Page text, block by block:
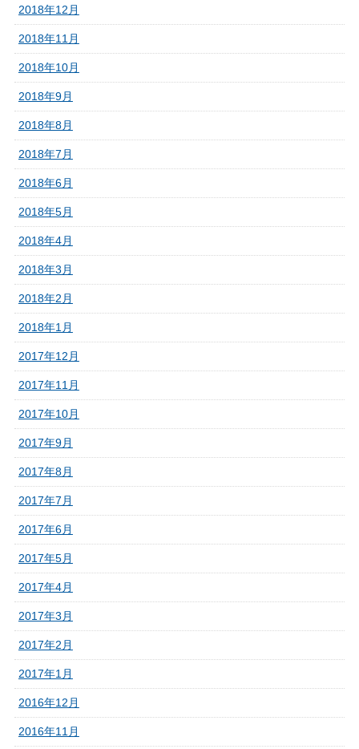
2018年12月
2018年11月
2018年10月
2018年9月
2018年8月
2018年7月
2018年6月
2018年5月
2018年4月
2018年3月
2018年2月
2018年1月
2017年12月
2017年11月
2017年10月
2017年9月
2017年8月
2017年7月
2017年6月
2017年5月
2017年4月
2017年3月
2017年2月
2017年1月
2016年12月
2016年11月